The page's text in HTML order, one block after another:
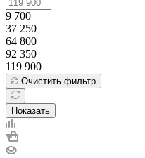
9 700
37 250
64 800
92 350
119 900
Очистить фильтр
Показать